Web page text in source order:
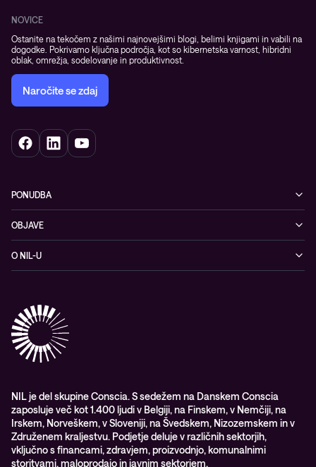
NOVICE
Ostanite na tekočem z našimi najnovejšimi blogi, belimi knjigami in vabili na
dogodke. Pokrivamo ključna področja, kot so kibernetska varnost, hibridni
oblak, omrežja, sodelovanje in produktivnost.
Naročite se zdaj
PONUDBA
Omrežje
Hibridni oblak
Izobraževanje
Upravljane IT storitve in podpora
Opazljivost
OBJAVE
Blogi
Videi
Vodiči
O NIL-U
Partnerji
Nagrade & priznanja industrije
WORK@NIL
Študenti
Trajnost in družbena odgovornost
NIL je del skupine Conscia. S sedežem na Danskem Conscia
zaposluje več kot 1.400 ljudi v Belgiji, na Finskem, v Nemčiji, na
Irskem, Norveškem, v Sloveniji, na Švedskem, Nizozemskem in v
Združenem kraljestvu. Podjetje deluje v različnih sektorjih,
vključno s financami, zdravjem, proizvodnjo, komunalnimi
storitvami, maloprodajo in javnim sektorjem.